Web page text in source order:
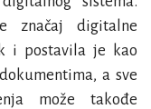
značaj digitalne
i postavila je kao
a sve
može takođe